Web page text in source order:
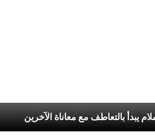
بارولين: السلام يبدأ بالتعاطف مع معاناة